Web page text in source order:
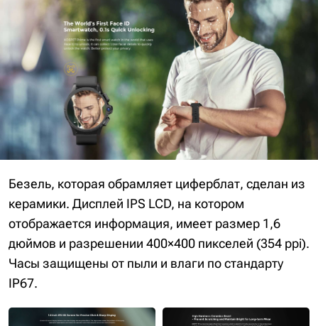
Безель, которая обрамляет циферблат, сделан из
керамики. Дисплей IPS LCD, на котором
отображается информация, имеет размер 1,6
дюймов и разрешении 400×400 пикселей (354 ppi).
Часы защищены от пыли и влаги по стандарту
IP67.